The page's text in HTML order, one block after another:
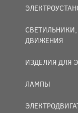
ДВИЖЕНИЯ
ИЗДЕЛИЯ ДЛЯ
ЛАМПЫ